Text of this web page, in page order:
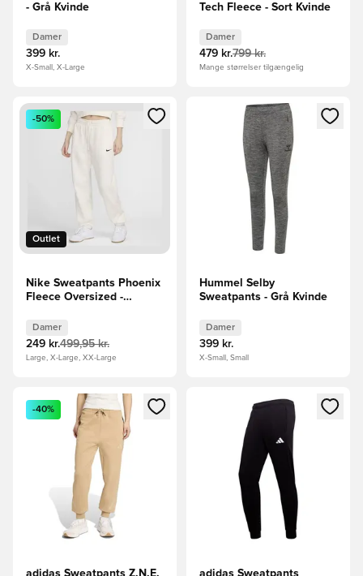
- Grå Kvinde
Damer
399 kr.
X-Small, X-Large
Tech Fleece - Sort Kvinde
Damer
479 kr.799 kr.
Mange størrelser tilgængelig
Åbner en Modal til at logge ind eller tilmelde dig som
Outlet
-50%
Nike Sweatpants Phoenix
Fleece Oversized -
Damer
249 kr.499,95 kr.
Large, X-Large, XX-Large
Åbner en Modal til at logge
Hummel Selby
Sweatpants - Grå Kvinde
Damer
399 kr.
X-Small, Small
Åbner en Modal til at logge ind eller tilmelde dig som
-40%
adidas Sweatpants Z.N.E.
Åbner en Modal til at logge
adidas Sweatpants